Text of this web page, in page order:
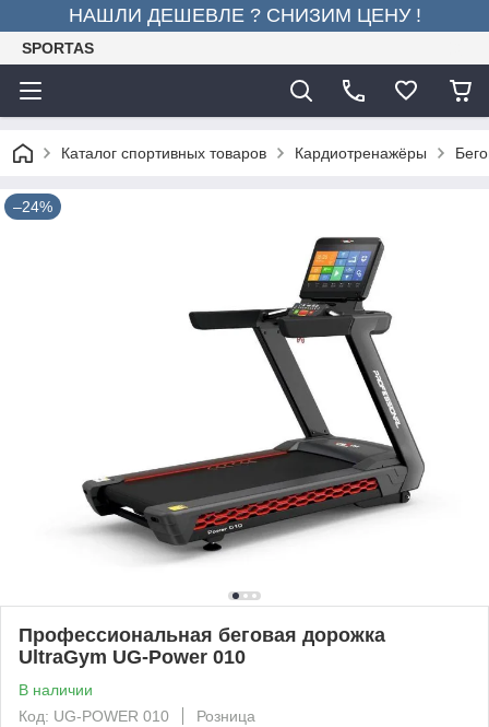
НАШЛИ ДЕШЕВЛЕ ? СНИЗИМ ЦЕНУ !
SPORTAS
Каталог спортивных товаров Кардиотренажёры
–24%
Профессиональная беговая дорожка
UltraGym UG-Power 010
В наличии
Код: UG-POWER 010
Розница